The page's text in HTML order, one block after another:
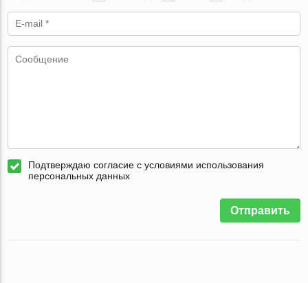
Подтверждаю согласие с условиями использования
персональных данных
Отправить